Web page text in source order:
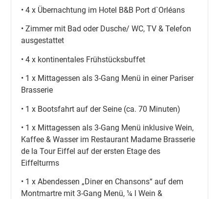
• 4 x Übernachtung im Hotel B&B Port d`Orléans
• Zimmer mit Bad oder Dusche/ WC, TV & Telefon
ausgestattet
• 4 x kontinentales Frühstücksbuffet
• 1 x Mittagessen als 3-Gang Menü in einer Pariser
Brasserie
• 1 x Bootsfahrt auf der Seine (ca. 70 Minuten)
• 1 x Mittagessen als 3-Gang Menü inklusive Wein,
Kaffee & Wasser im Restaurant Madame Brasserie
de la Tour Eiffel auf der ersten Etage des
Eiffelturms
• 1 x Abendessen „Diner en Chansons“ auf dem
Montmartre mit 3-Gang Menü, ¼ l Wein &